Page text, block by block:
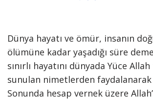
Dünya hayatı ve ömür, insanın
ölümüne kadar yaşadığı süre
sınırlı hayatını dünyada Yüce
sunulan nimetlerden
Sonunda hesap vernek üzere